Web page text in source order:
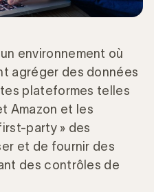
environnement où
agréger des données
plateformes telles
Amazon et les
party » des
et de fournir des
des contrôles de